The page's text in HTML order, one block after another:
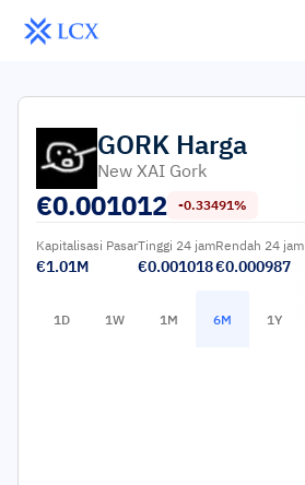
GORK Harga
New XAI Gork
€0.001012 -0.33491%
Kapitalisasi Pasar
€1.01M
Tinggi 24 jam
€0.001018
Rendah 24 jam
€0.000987
1D 1W 1M 6M 1Y